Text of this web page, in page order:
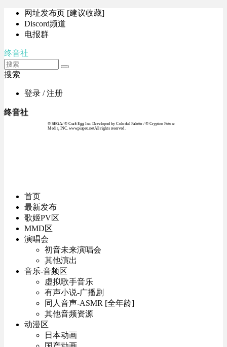
网址发布页 [建议收藏]
Discord频道
电报群
终音社
搜索
登录 / 注册
终音社
© SEGA / © Craft Egg Inc. Developed by Colorful Palette / © Crypton Future
Media, INC. www.piapro.netAll rights reserved.
首页
最新发布
歌姬PV区
MMD区
演唱会
初音未来演唱会
其他演出
音乐-音频区
虚拟歌手音乐
有声小说-广播剧
同人音声-ASMR [全年龄]
其他音频资源
动漫区
日本动画